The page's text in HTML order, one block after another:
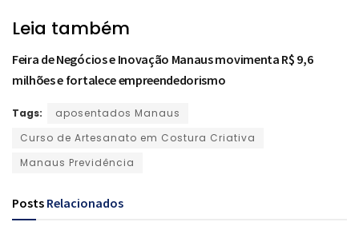
Leia também
Feira de Negócios e Inovação Manaus movimenta R$ 9,6
milhões e fortalece empreendedorismo
Tags:
aposentados Manaus
Curso de Artesanato em Costura Criativa
Manaus Previdência
Posts Relacionados